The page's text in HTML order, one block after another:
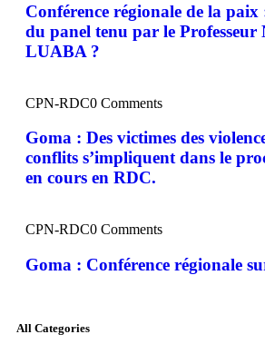
Conférence régionale de la
du panel tenu par le Professeur
LUABA ?
CPN-RDC0 Comments
Goma : Des victimes des
conflits s’impliquent dans le
en cours en RDC.
CPN-RDC0 Comments
Goma : Conférence régionale
All Categories